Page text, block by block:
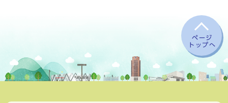
ページ
トップへ